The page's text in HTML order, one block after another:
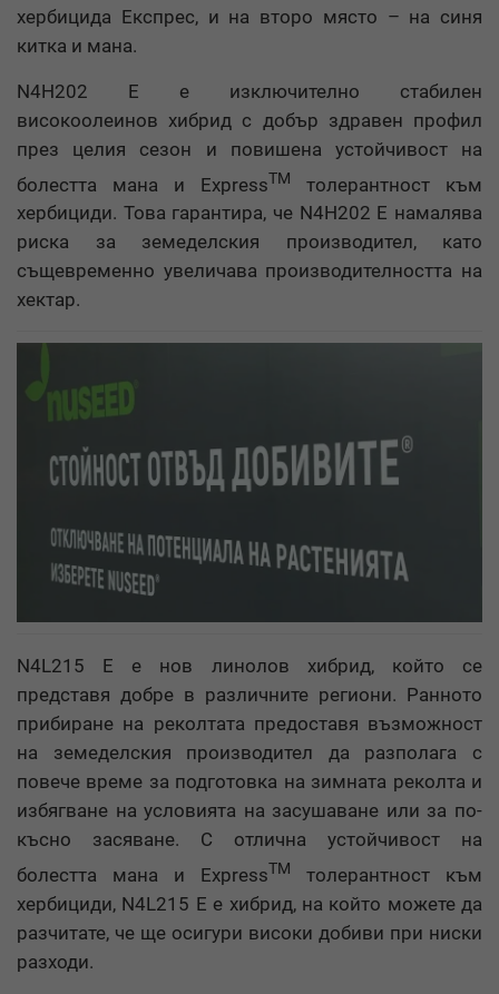
хербицида Експрес, и на второ място – на синя
китка и мана.
N4H202 E е изключително стабилен
високоолеинов хибрид с добър здравен профил
през целия сезон и повишена устойчивост на
болестта мана и ExpressTM
толерантност към
хербициди. Това гарантира, че N4H202 E намалява
риска за земеделския производител, като
същевременно увеличава производителността на
хектар.
N4L215 E е нов линолов хибрид, който се
представя добре в различните региони. Ранното
прибиране на реколтата предоставя възможност
на земеделския производител да разполага с
повече време за подготовка на зимната реколта и
избягване на условията на засушаване или за по-
късно засяване. С отлична устойчивост на
болестта мана и ExpressTM
толерантност към
хербициди, N4L215 E е хибрид, на който можете да
разчитате, че ще осигури високи добиви при ниски
разходи.